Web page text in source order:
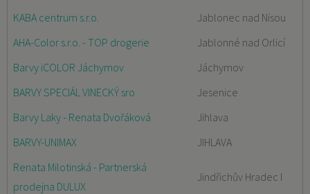
KABA centrum s.r.o.
Jablonec nad Nisou
AHA-Color s.r.o. - TOP drogerie
Jablonné nad Orlicí
Barvy iCOLOR Jáchymov
Jáchymov
BARVY SPECIÁL VINECKÝ sro
Jesenice
Barvy Laky - Renata Dvořáková
Jihlava
BARVY-UNIMAX
JIHLAVA
Renata Milotinská - Partnerská
prodejna DULUX
Jindřichův Hradec I